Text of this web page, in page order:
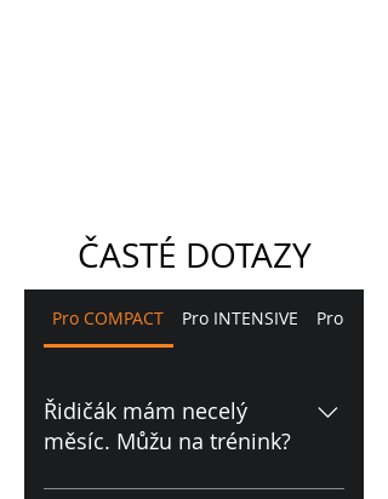
ČASTÉ DOTAZY
Pro COMPACT Pro INTENSIVE Pro
Řidičák mám necelý
měsíc. Můžu na trénink?